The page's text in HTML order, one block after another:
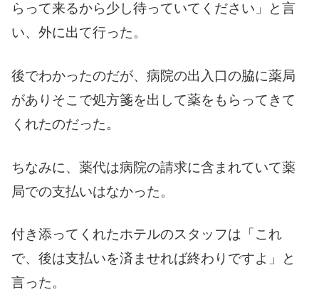
らって来るから少し待っていてください」と言
い、外に出て行った。
後でわかったのだが、病院の出入口の脇に薬局
がありそこで処方箋を出して薬をもらってきて
くれたのだった。
ちなみに、薬代は病院の請求に含まれていて薬
局での支払いはなかった。
付き添ってくれたホテルのスタッフは「これ
で、後は支払いを済ませれば終わりですよ」と
言った。